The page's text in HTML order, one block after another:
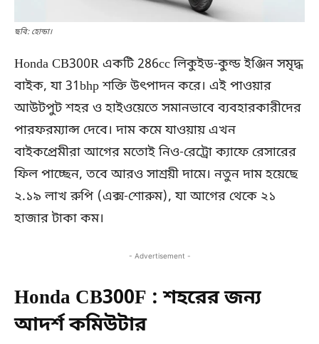
ছবি: হোন্ডা।
Honda CB300R একটি 286cc লিকুইড-কুল্ড ইঞ্জিন সমৃদ্ধ
বাইক, যা 31bhp শক্তি উৎপাদন করে। এই পাওয়ার
আউটপুট শহর ও হাইওয়েতে সমানভাবে ব্যবহারকারীদের
পারফরম্যান্স দেবে। দাম কমে যাওয়ায় এখন
বাইকপ্রেমীরা আগের মতোই নিও-রেট্রো ক্যাফে রেসারের
ফিল পাচ্ছেন, তবে আরও সাশ্রয়ী দামে। নতুন দাম হয়েছে
২.১৯ লাখ রুপি (এক্স-শোরুম), যা আগের থেকে ২১
হাজার টাকা কম।
- Advertisement -
Honda CB300F : শহরের জন্য
আদর্শ কমিউটার